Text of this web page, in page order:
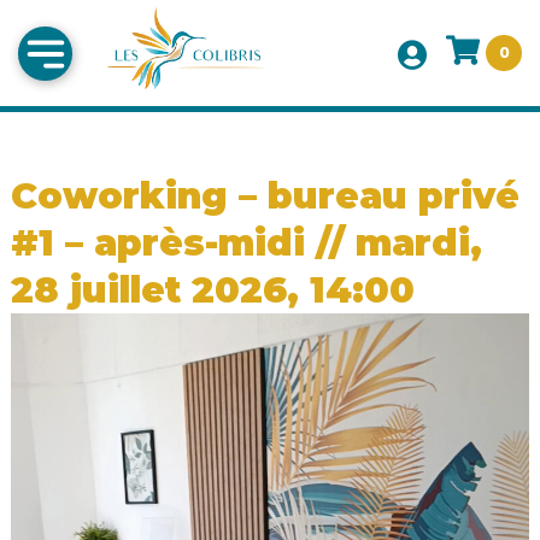
0
Coworking – bureau privé
#1 – après-midi // mardi,
28 juillet 2026, 14:00